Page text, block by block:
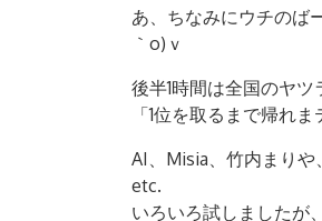
あ、ちなみにウチのば
｀o)ｖ
後半1時間は全国のヤ
「1位を取るまで帰れ
AI、Misia、竹内まりや
etc.
いろいろ試しましたが